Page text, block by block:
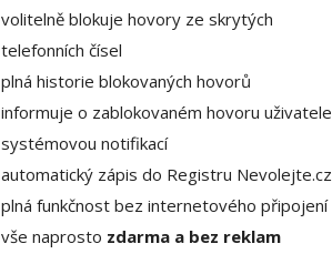
volitelně blokuje hovory ze skrytých
telefonních čísel
plná historie blokovaných hovorů
informuje o zablokovaném hovoru uživatele
systémovou notifikací
automatický zápis do Registru Nevolejte.cz
plná funkčnost bez internetového připojení
vše naprosto zdarma a bez reklam